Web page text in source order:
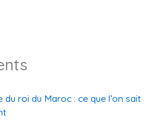
du roi du Maroc : ce que l’on sait